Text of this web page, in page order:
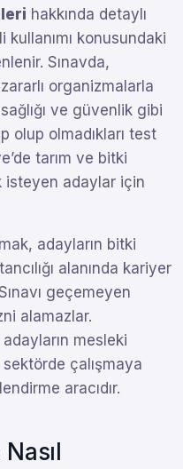
hakkında detaylı
konusundaki
Sınavda,
organizmalarla
ve güvenlik gibi
olup olmadıkları test
tarım ve bitki
isteyen adaylar için
adayların bitki
alanında kariyer
geçemeyen
alamazlar.
adayların mesleki
çalışmaya
aracıdır.
Nasıl